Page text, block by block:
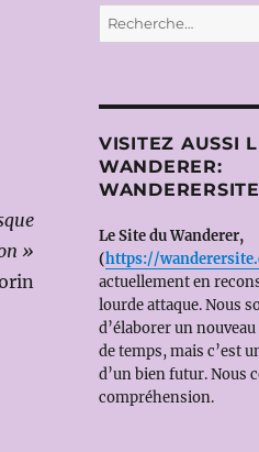
»
Recherche
pour :
VISITEZ AUSSI
WANDERER:
Le Site du Wanderer,
(https://
actuellement en
lourde attaque. Nous
d’élaborer un
de temps, mais c’est
d’un bien futur. Nous
compréhension.